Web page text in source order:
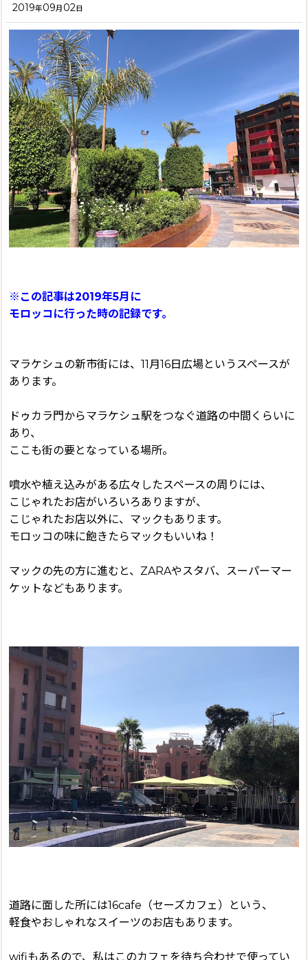
2019年09月 02日
※この記事は2019年5月に
モロッコに行った時の記録です。
マラケシュの新市街には、11月16日広場というスペースが
あります。
ドゥカラ門からマラケシュ駅をつなぐ道路の中間くらいに
あり、
ここも街の要となっている場所。
噴水や植え込みがある広々したスペースの周りには、
こじゃれたお店がいろいろありますが、
こじゃれたお店以外に、マックもあります。
モロッコの味に飽きたらマックもいいね！
マックの先の方に進むと、ZARAやスタバ、スーパーマー
ケットなどもあります。
道路に面した所には16cafe（セーズカフェ）という、
軽食やおしゃれなスイーツのお店もあります。
wifiもあるので、私はこのカフェを待ち合わせで使ってい
モロッコ旅行記Season2(2015)
モロッコ旅行記Season1(2013)
「モロッコラグのお話」
「バブーシュのお話」
「モロッコ雑貨のお話」
「お店のこと」
お客様からのメール
イベント情報
「その他」
2020年
2019年
2018年
2017年
2016年
2015年
2013年